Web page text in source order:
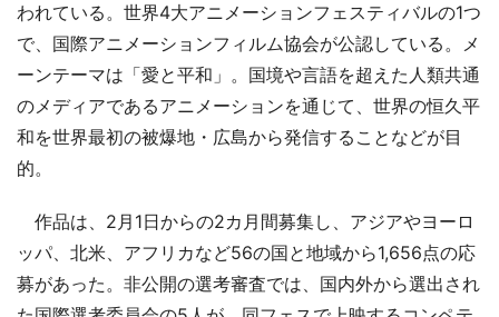
われている。世界4大アニメーションフェスティバルの1つ
で、国際アニメーションフィルム協会が公認している。メ
ーンテーマは「愛と平和」。国境や言語を超えた人類共通
のメディアであるアニメーションを通じて、世界の恒久平
和を世界最初の被爆地・広島から発信することなどが目
的。
作品は、2月1日からの2カ月間募集し、アジアやヨーロ
ッパ、北米、アフリカなど56の国と地域から1,656点の応
募があった。非公開の選考審査では、国内外から選出され